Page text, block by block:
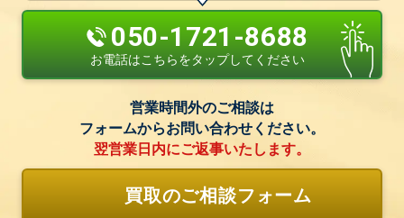
050-1721-8688
お電話はこちらをタップしてください
営業時間外のご相談は
フォームからお問い合わせください。
翌営業日内にご返事いたします。
買取のご相談フォーム